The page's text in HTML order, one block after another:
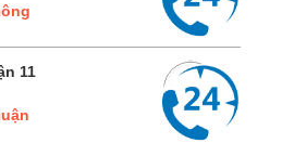
11